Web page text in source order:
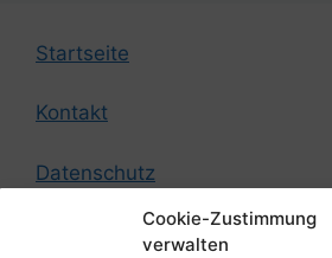
Cookie-Zustimmung
verwalten
Startseite
Kontakt
Datenschutz